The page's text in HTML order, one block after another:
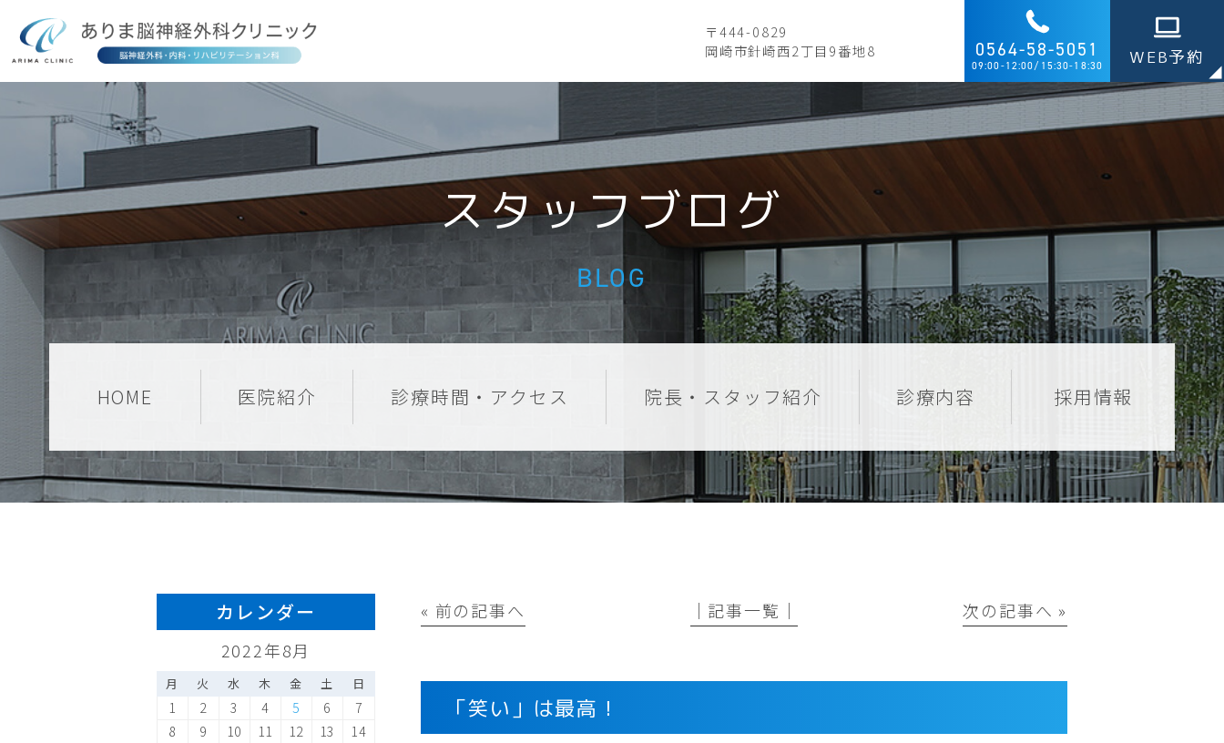
〒444-0829
岡崎市針崎西2丁目9番地8
0564-58-5051
09:00-12:00/15:30-18:30 WEB予約
スタッフブログ
BLOG
HOME 医院紹介 診療時間・アクセス 院長・スタッフ紹介 診療内容 採用情報
« 前の記事へ │記事一覧│ 次の記事へ »
「笑い」は最高！
カレンダー
2022年8月
月 火 水 木 金 土 日
1 2 3 4 5 6
7
8
9 10 11 12 13
14